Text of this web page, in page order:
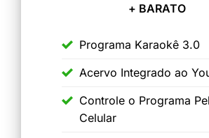
+ BARATO
Programa Karaokê 3.0
Acervo Integrado ao
Controle o Programa
Celular